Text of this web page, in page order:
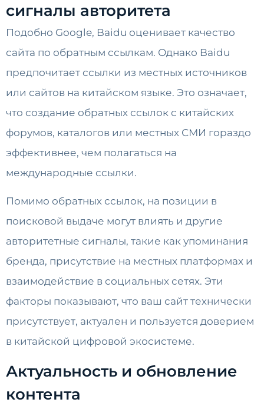
сигналы авторитета
Подобно Google, Baidu оценивает качество
сайта по обратным ссылкам. Однако Baidu
предпочитает ссылки из местных источников
или сайтов на китайском языке. Это означает,
что создание обратных ссылок с китайских
форумов, каталогов или местных СМИ гораздо
эффективнее, чем полагаться на
международные ссылки.
Помимо обратных ссылок, на позиции в
поисковой выдаче могут влиять и другие
авторитетные сигналы, такие как упоминания
бренда, присутствие на местных платформах и
взаимодействие в социальных сетях. Эти
факторы показывают, что ваш сайт технически
присутствует, актуален и пользуется доверием
в китайской цифровой экосистеме.
Актуальность и обновление
контента